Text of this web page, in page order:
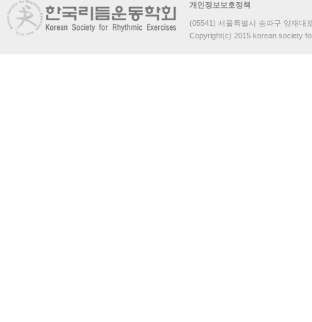
개인정보보호정책
(05541) 서울특별시 송파구 양재대
Copyright(c) 2015 korean society